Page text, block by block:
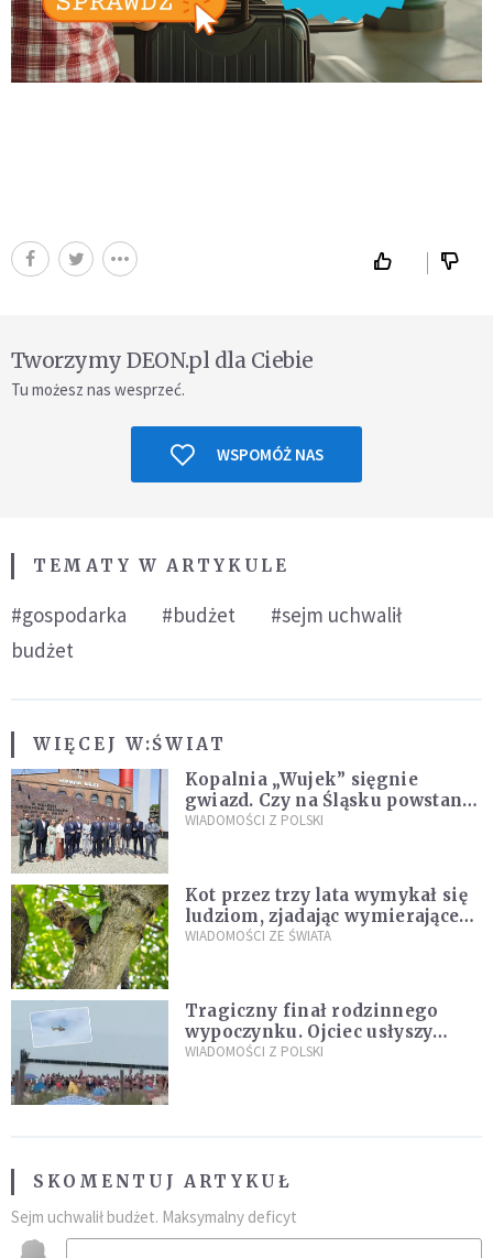
Tworzymy DEON.pl dla Ciebie
Tu możesz nas wesprzeć.
WSPOMÓŻ NAS
TEMATY W ARTYKULE
#gospodarka #budżet
#sejm uchwalił
budżet
WIĘCEJ W:ŚWIAT
Kopalnia „Wujek” sięgnie
gwiazd. Czy na Śląsku powstanie
„Dolina Krzemowa”?
WIADOMOŚCI Z POLSKI
Kot przez trzy lata wymykał się
ludziom, zjadając wymierające
kaczki. W końcu popełnił
WIADOMOŚCI ZE ŚWIATA
Tragiczny finał rodzinnego
wypoczynku. Ojciec usłyszy
zarzuty
WIADOMOŚCI Z POLSKI
SKOMENTUJ ARTYKUŁ
Sejm uchwalił budżet. Maksymalny deficyt